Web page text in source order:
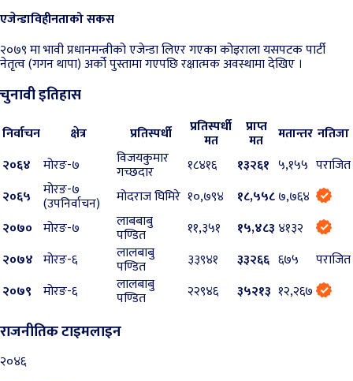
एजेन्डाविहीनताको सकस
२०७९ मा भावी प्रधानमन्त्रीको एजेन्डा लिएर गएका कोइराला यसपटक पार्टी
नेतृत्व (गगन थापा) अर्को पुस्तामा गएपछि रक्षात्मक अवस्थामा देखिए ।
चुनावी इतिहास
निर्वाचन क्षेत्र प्रतिस्पर्धी प्रतिस्पर्धी
मत
प्राप्त
मत मतान्तर नतिजा
२०६४
मोरङ-७ विजयकुमार
गच्छदार १८४१६ १३२६१ ५,१५५ पराजित
२०६५
मोरङ-७
(उपनिर्वाचन) मोदराज घिमिरे १०,७९४ १८,५५८७,७६४
२०७० मोरङ-७ लाबबाबु
पण्डित ११,३५१ १५,४८३ ४१३२
२०७४ मोरङ-६ लालबाबु
पण्डित ३३९४१ ३३२६६ ६७५
पराजित
२०७९ मोरङ-६ लालबाबु
पण्डित २२९४६ ३५२१३ १२,२६७
राजनीतिक टाइमलाइन
२०४६